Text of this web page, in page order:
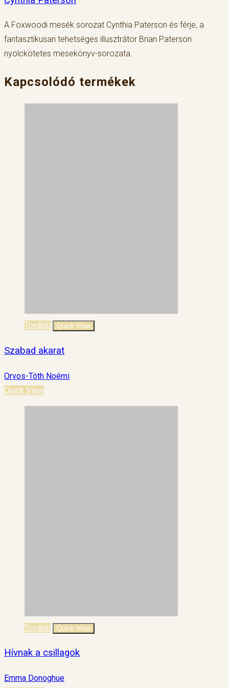
A Foxwoodi mesék sorozat Cynthia Paterson és férje, a
fantasztikusan tehetséges illusztrátor Brian Paterson
nyolckötetes mesekönyv-sorozata.
Kapcsolódó termékek
Tovább Quick View
Szabad akarat
Orvos-Tóth Noémi
Quick View
Tovább Quick View
Hívnak a csillagok
Emma Donoghue